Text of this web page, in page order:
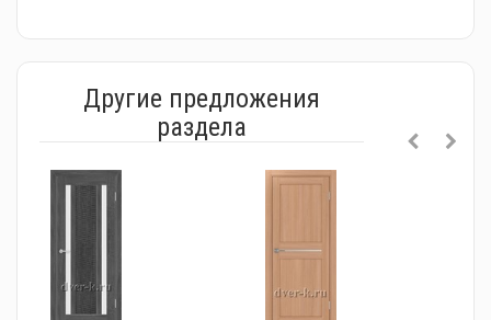
Другие предложения
раздела